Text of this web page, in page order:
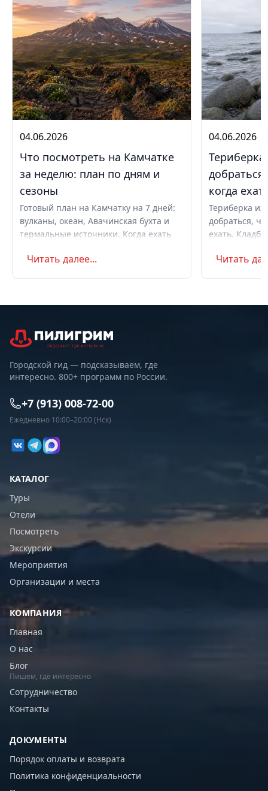
04.06.2026
Что посмотреть на Камчатке
за неделю: план по дням и
сезоны
Готовый план на Камчатку на 7 дней:
вулканы, океан, Авачинская бухта и
термальные источники. Когда ехать
самостоятельно или с туром.
Читать далее...
04.06.2026
когда
Териберка
добраться,
ехать.
Маршрут на
Читать
Городской гид — подсказываем, где
интересно. 800+ программ по России.
+7 (913) 008-72-00
Ежедневно 10:00–20:00 (Нск)
КАТАЛОГ
Туры
Отели
Посмотреть
Экскурсии
Мероприятия
Организации и места
КОМПАНИЯ
Главная
О нас
Блог
Пишем, где интересно
Сотрудничество
Контакты
ДОКУМЕНТЫ
Порядок оплаты и возврата
Политика конфиденциальности